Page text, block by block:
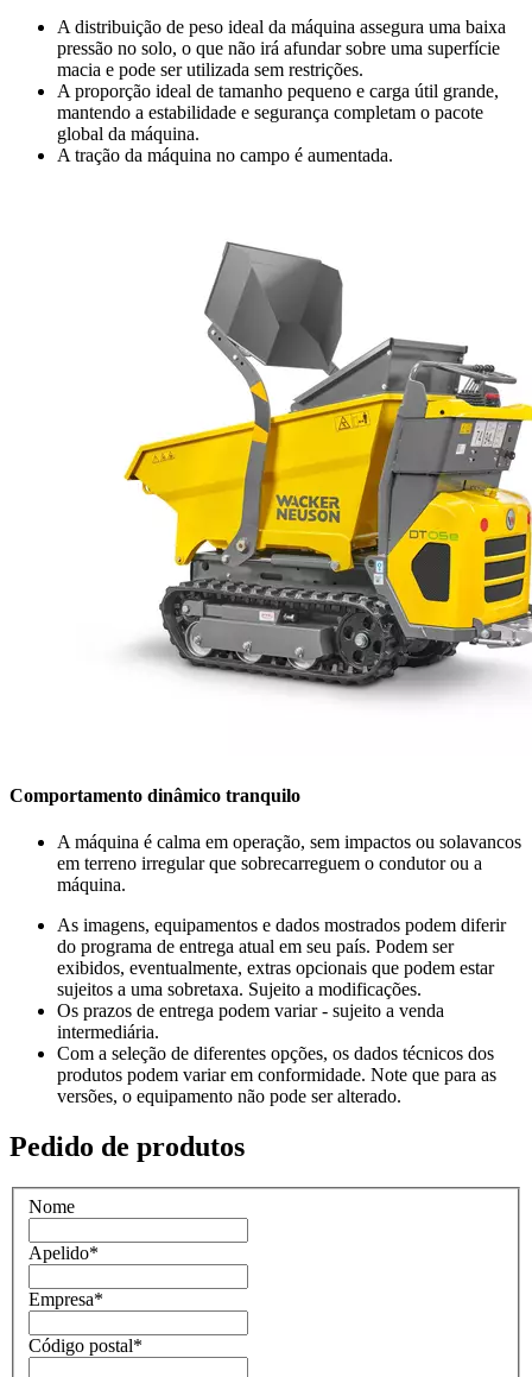
A distribuição de peso ideal da máquina assegura uma baixa
pressão no solo, o que não irá afundar sobre uma superfície
macia e pode ser utilizada sem restrições.
A proporção ideal de tamanho pequeno e carga útil grande,
mantendo a estabilidade e segurança completam o pacote
global da máquina.
A tração da máquina no campo é aumentada.
Comportamento dinâmico tranquilo
A máquina é calma em operação, sem impactos ou solavancos
em terreno irregular que sobrecarreguem o condutor ou a
máquina.
As imagens, equipamentos e dados mostrados podem diferir
do programa de entrega atual em seu país. Podem ser
exibidos, eventualmente, extras opcionais que podem estar
sujeitos a uma sobretaxa. Sujeito a modificações.
Os prazos de entrega podem variar - sujeito a venda
intermediária.
Com a seleção de diferentes opções, os dados técnicos dos
produtos podem variar em conformidade. Note que para as
versões, o equipamento não pode ser alterado.
Pedido de produtos
Nome
Apelido*
Empresa*
Código postal*